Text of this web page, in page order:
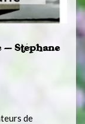
Stéphane
de